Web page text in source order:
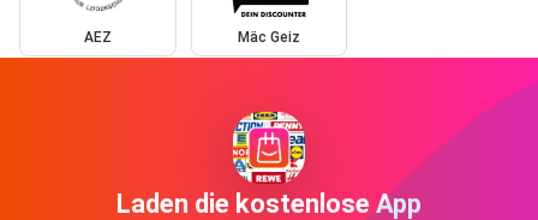
AEZ Mäc Geiz
Laden die kostenlose App